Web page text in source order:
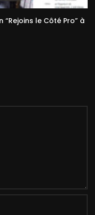
le Côté Pro” à